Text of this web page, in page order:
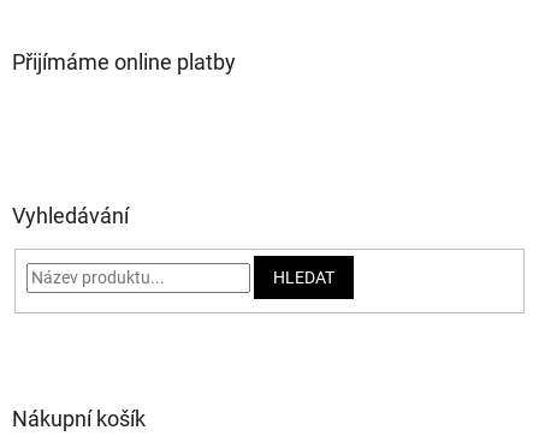
Přijímáme online platby
Vyhledávání
HLEDAT
Nákupní košík